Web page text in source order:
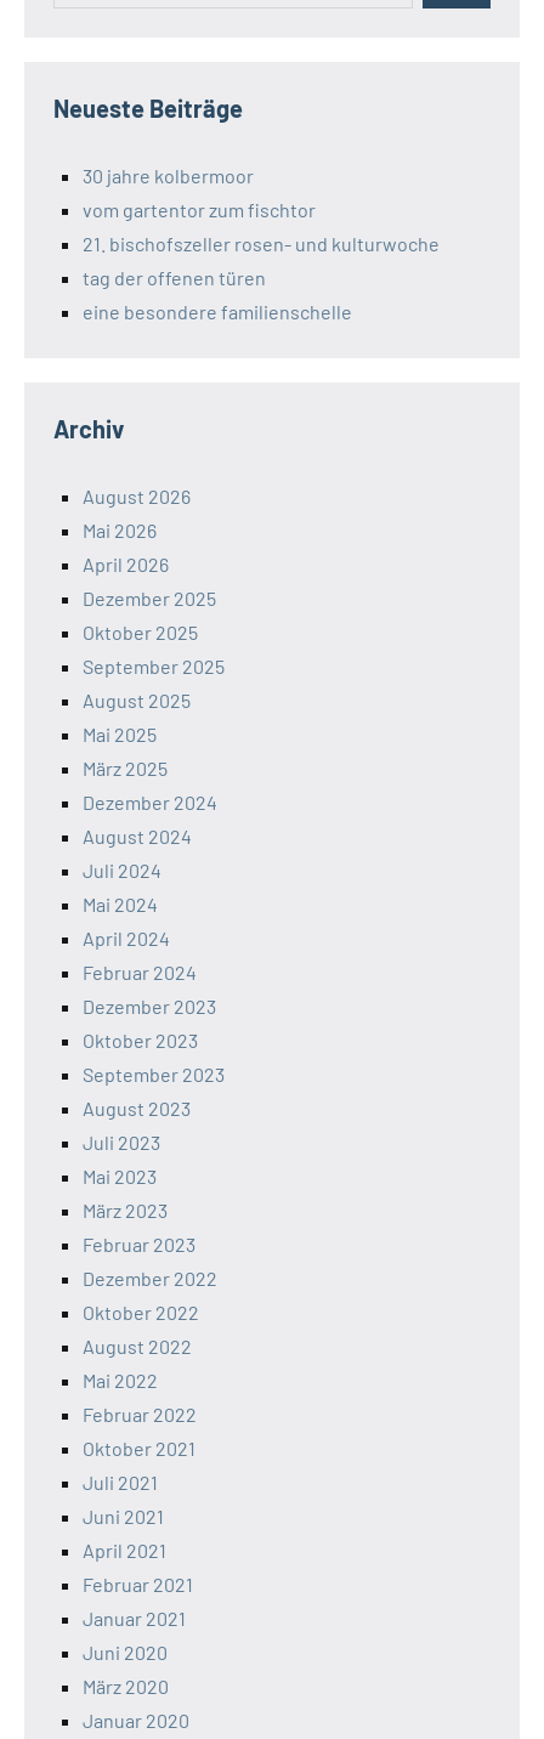
Neueste Beiträge
30 jahre kolbermoor
vom gartentor zum fischtor
21. bischofszeller rosen- und kulturwoche
tag der offenen türen
eine besondere familienschelle
Archiv
August 2026
Mai 2026
April 2026
Dezember 2025
Oktober 2025
September 2025
August 2025
Mai 2025
März 2025
Dezember 2024
August 2024
Juli 2024
Mai 2024
April 2024
Februar 2024
Dezember 2023
Oktober 2023
September 2023
August 2023
Juli 2023
Mai 2023
März 2023
Februar 2023
Dezember 2022
Oktober 2022
August 2022
Mai 2022
Februar 2022
Oktober 2021
Juli 2021
Juni 2021
April 2021
Februar 2021
Januar 2021
Juni 2020
März 2020
Januar 2020